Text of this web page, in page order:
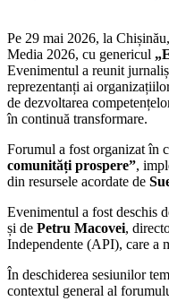
Pe 29 mai 2026, la
Media 2026, cu genericul
Evenimentul a reunit
reprezentanți ai
de dezvoltarea
în continuă transformare.
Forumul a fost organizat în
comunități prospere”,
din resursele acordate de
Evenimentul a fost deschis
și de Petru Macovei,
Independente (API), care a
În deschiderea sesiunilor
contextul general al